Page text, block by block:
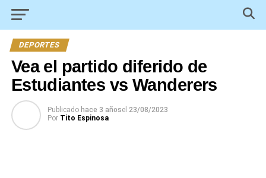
DEPORTES
Vea el partido diferido de
Estudiantes vs Wanderers
Publicado hace 3 añosel 23/08/2023
Por Tito Espinosa